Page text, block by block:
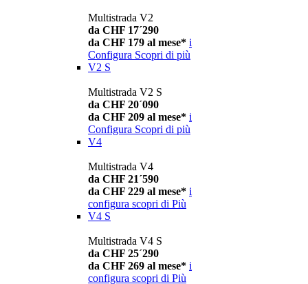
Multistrada V2
da CHF 17´290
da CHF 179 al mese* i
Configura Scopri di più
V2 S
Multistrada V2 S
da CHF 20´090
da CHF 209 al mese* i
Configura Scopri di più
V4
Multistrada V4
da CHF 21´590
da CHF 229 al mese* i
configura scopri di Più
V4 S
Multistrada V4 S
da CHF 25´290
da CHF 269 al mese* i
configura scopri di Più